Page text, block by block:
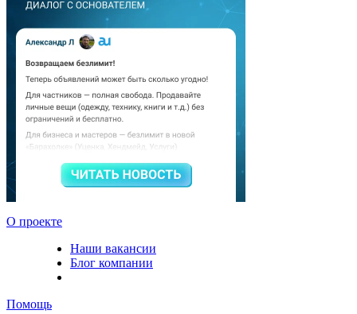
О проекте
Наши вакансии
Блог компании
Помощь